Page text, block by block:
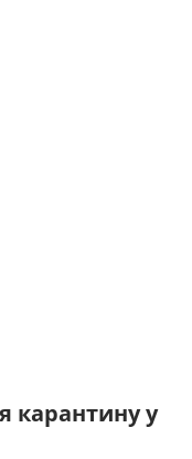
карантину у